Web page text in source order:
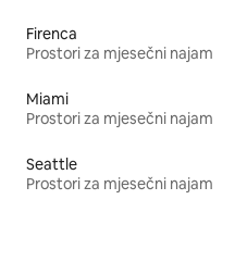
Firenca
Prostori za mjesečni najam
Miami
Prostori za mjesečni najam
Seattle
Prostori za mjesečni najam